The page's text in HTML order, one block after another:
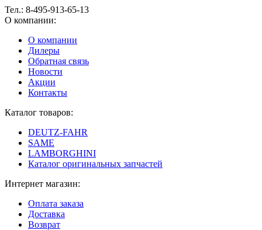
Тел.: 8-495-913-65-13
О компании:
О компании
Дилеры
Обратная связь
Новости
Акции
Контакты
Каталог товаров:
DEUTZ-FAHR
SAME
LAMBORGHINI
Каталог оригинальных запчастей
Интернет магазин:
Оплата заказа
Доставка
Возврат